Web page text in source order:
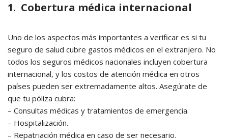
1. Cobertura médica internacional
Uno de los aspectos más importantes a verificar es si tu
seguro de salud cubre gastos médicos en el extranjero. No
todos los seguros médicos nacionales incluyen cobertura
internacional, y los costos de atención médica en otros
países pueden ser extremadamente altos. Asegúrate de
que tu póliza cubra:
– Consultas médicas y tratamientos de emergencia.
– Hospitalización.
– Repatriación médica en caso de ser necesario.